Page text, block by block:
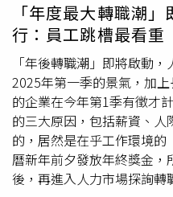
「年度最大轉職潮
行：員工跳槽最看重
「年後轉職潮」即將啟動
2025年第一季的景氣，加
的企業在今年第1季有徵才
的三大原因，包括薪資、
的，居然是在乎工作環境
曆新年前夕發放年終獎金
後，再進入人力市場探詢